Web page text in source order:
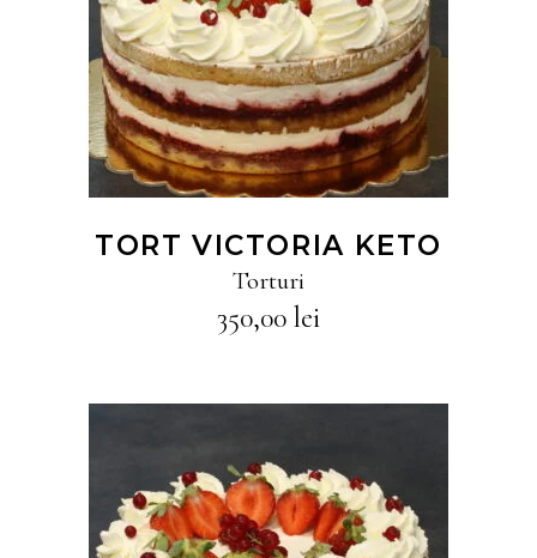
CITEȘTE MAI MULT
TORT VICTORIA KETO
Torturi
350,00 lei